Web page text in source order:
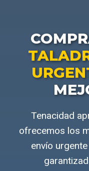
Tenacidad
ofrecemos los
envío